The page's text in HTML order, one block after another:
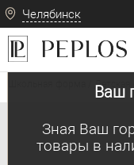
Челябинск
Ваш
Зная Ваш
товары в
Школьная форма / Детская